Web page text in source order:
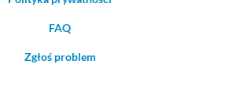
FAQ
Zgłoś problem